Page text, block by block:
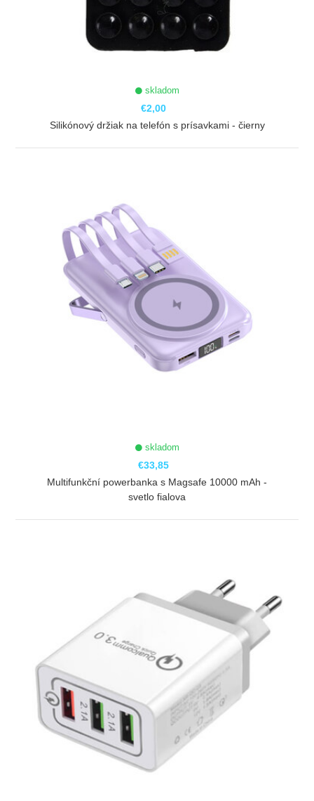
skladom
€2,00
Silikónový držiak na telefón s prísavkami - čierny
skladom
€33,85
Multifunkční powerbanka s Magsafe 10000 mAh -
svetlo fialova